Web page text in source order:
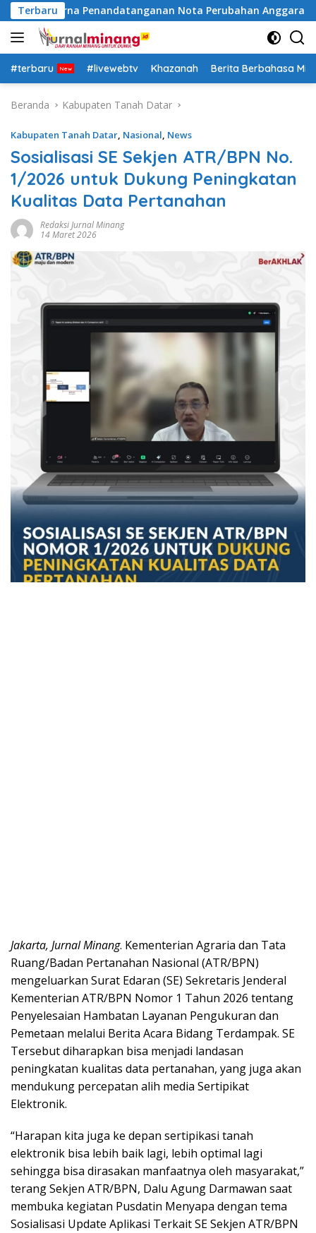
Langsung
ke
konten
TerbaruPenandatanganan Nota Perubahan Anggaran
#terbaru #livewebtv Khazanah Berita Berbahasa
Beranda Kabupaten Tanah Datar
Kabupaten Tanah Datar, Nasional, News
Sosialisasi SE Sekjen ATR/BPN No.
1/2026 untuk Dukung Peningkatan
Kualitas Data Pertanahan
Redaksi Jurnal Minang
14 Maret 2026
Jakarta, Jurnal Minang. Kementerian Agraria dan Tata
Ruang/Badan Pertanahan Nasional (ATR/BPN)
mengeluarkan Surat Edaran (SE) Sekretaris Jenderal
Kementerian ATR/BPN Nomor 1 Tahun 2026 tentang
Penyelesaian Hambatan Layanan Pengukuran dan
Pemetaan melalui Berita Acara Bidang Terdampak. SE
Tersebut diharapkan bisa menjadi landasan
peningkatan kualitas data pertanahan, yang juga akan
mendukung percepatan alih media Sertipikat
Elektronik.
“Harapan kita juga ke depan sertipikasi tanah
elektronik bisa lebih baik lagi, lebih optimal lagi
sehingga bisa dirasakan manfaatnya oleh masyarakat,”
terang Sekjen ATR/BPN, Dalu Agung Darmawan saat
membuka kegiatan Pusdatin Menyapa dengan tema
Sosialisasi Update Aplikasi Terkait SE Sekjen ATR/BPN